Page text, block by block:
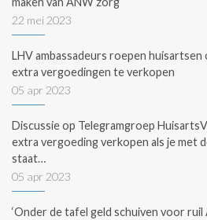
22 mei 2023
LHV ambassadeurs roepen
extra vergoedingen te verkopen
05 apr 2023
Discussie op Telegramgroep
extra vergoeding verkopen als je met
staat…
05 apr 2023
‘Onder de tafel geld schuiven voor